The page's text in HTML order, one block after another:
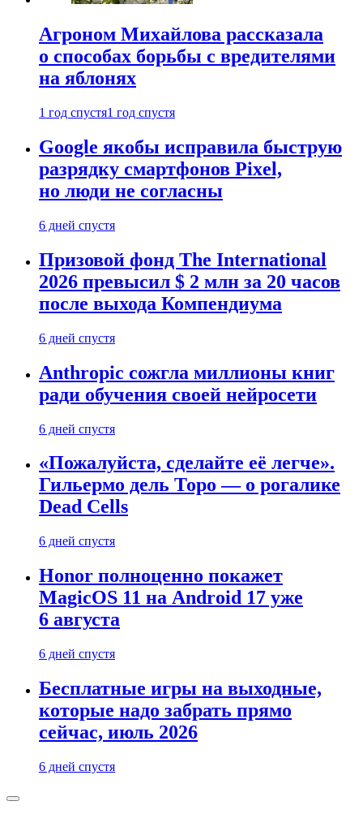
Агроном Михайлова рассказала
о способах борьбы с вредителями
на яблонях
1 год спустя1 год спустя
Google якобы исправила быструю
разрядку смартфонов Pixel,
но люди не согласны
6 дней спустя
Призовой фонд The International
2026 превысил $ 2 млн за 20 часов
после выхода Компендиума
6 дней спустя
Anthropic сожгла миллионы книг
ради обучения своей нейросети
6 дней спустя
«Пожалуйста, сделайте её легче».
Гильермо дель Торо — о рогалике
Dead Cells
6 дней спустя
Honor полноценно покажет
MagicOS 11 на Android 17 уже
6 августа
6 дней спустя
Бесплатные игры на выходные,
которые надо забрать прямо
сейчас, июль 2026
6 дней спустя